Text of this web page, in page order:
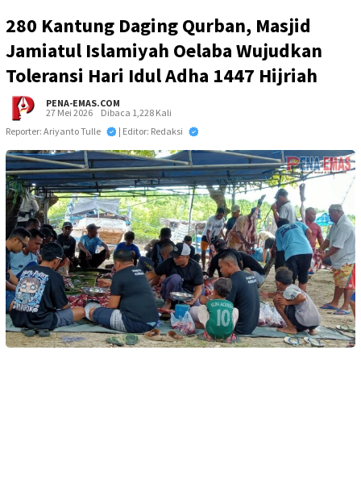
280 Kantung Daging Qurban, Masjid
Jamiatul Islamiyah Oelaba Wujudkan
Toleransi Hari Idul Adha 1447 Hijriah
PENA-EMAS.COM
27 Mei 2026
Dibaca 1,228 Kali
Reporter: Ariyanto Tulle
| Editor: Redaksi